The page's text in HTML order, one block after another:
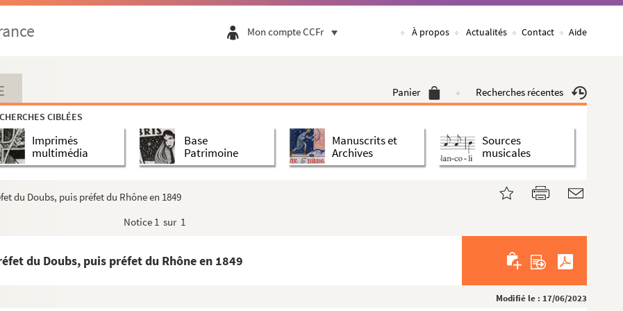
Mon compte CCFr À propos Actualités Contact Aide
Panier Recherches récentes
CIBLÉES
Imprimés
multimédia
Base
Patrimoine
Manuscrits et
Archives
Sources
musicales
du Doubs, puis préfet du Rhône en 1849
Notice 1 sur 1
du Doubs, puis préfet du Rhône en 1849
Modifié le : 17/06/2023
des sciences et de l'Académie française, professeur de philos...
de Dombes, professeur de droit canon au Collège de...
directeur des fortifications, député du Rhône (1802-1806)
de), maréchal de camp
professeur à l'École des beaux-arts de Lyon